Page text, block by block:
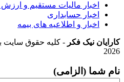
اخبار مالیات مستقیم و ارزش
اخبار حسابداری
اخبار و اطلاعیه های بیمه
کارایان نیک فکر - کلیه حقوق
2026
نام شما (الزامی)